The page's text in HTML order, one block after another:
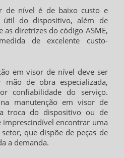
de nível é de baixo custo e
do dispositivo, além de
as diretrizes do código ASME,
de excelente custo-
em visor de nível deve ser
mão de obra especializada,
confiabilidade do serviço.
manutenção em visor de
troca do dispositivo ou de
imprescindível encontrar uma
que dispõe de peças de
a demanda.